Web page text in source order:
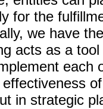
for the
we have
acts as a
each
in strategic